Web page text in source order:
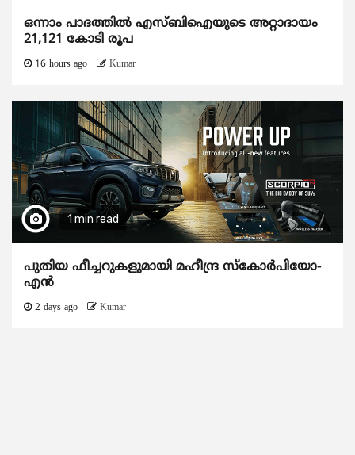
ഒന്നാം പാദത്തിൽ എസ്ബിഐയുടെ അറ്റാദായം
21,121 കോടി രൂപ
16 hours ago Kumar
1 min read
പുതിയ ഫീച്ചറുകളുമായി മഹീന്ദ്ര സ്കോർപിയോ-
എൻ
2 days ago Kumar